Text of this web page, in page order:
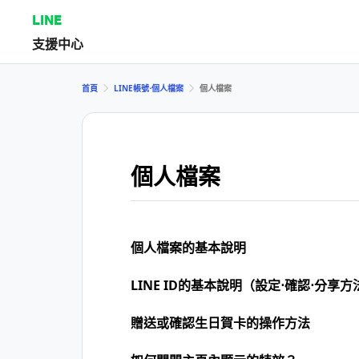
LINE
支援中心
首頁 LINE帳號⋅個人檔案 個人檔案
個人檔案
個人檔案的基本說明
LINE ID的基本說明（設定⋅確認⋅分享方
贈送或確認生日賀卡的操作方法